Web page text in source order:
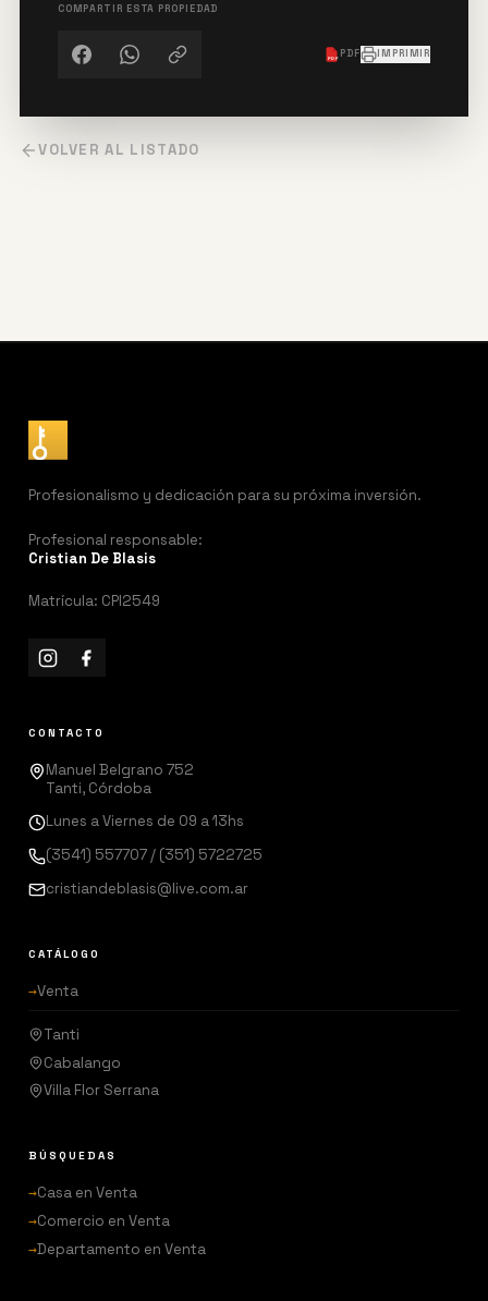
COMPARTIR ESTA PROPIEDAD
PDF PDF IMPRIMIR
VOLVER AL LISTADO
Profesionalismo y dedicación para su próxima inversión.
Profesional responsable:
Cristian De Blasis
Matrícula: CPI2549
CONTACTO
Manuel Belgrano 752
Tanti, Córdoba
Lunes a Viernes de 09 a 13hs
(3541) 557707 / (351) 5722725
cristiandeblasis@live.com.ar
CATÁLOGO
→Venta
Tanti
Cabalango
Villa Flor Serrana
BÚSQUEDAS
→Casa en Venta
→Comercio en Venta
→Departamento en Venta